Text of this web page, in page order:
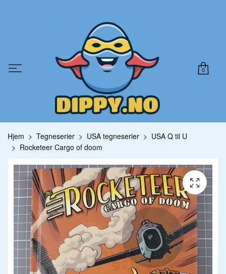
0
Hjem Tegneserier USA tegneserier
USA Q til U
Rocketeer Cargo of doom